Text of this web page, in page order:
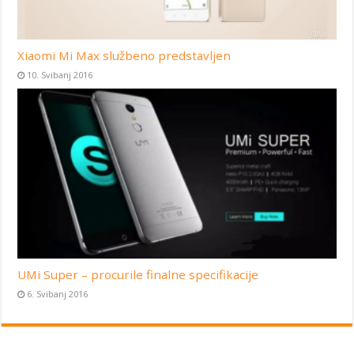
Xiaomi Mi Max službeno predstavljen
10. Svibanj 2016
UMi Super – procurile finalne specifikacije
6. Svibanj 2016